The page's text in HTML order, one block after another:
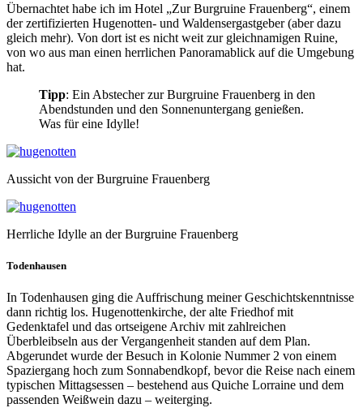
Übernachtet habe ich im Hotel „Zur Burgruine Frauenberg“, einem
der zertifizierten Hugenotten- und Waldensergastgeber (aber dazu
gleich mehr). Von dort ist es nicht weit zur gleichnamigen Ruine,
von wo aus man einen herrlichen Panoramablick auf die Umgebung
hat.
Tipp: Ein Abstecher zur Burgruine Frauenberg in den
Abendstunden und den Sonnenuntergang genießen.
Was für eine Idylle!
Aussicht von der Burgruine Frauenberg
Herrliche Idylle an der Burgruine Frauenberg
Todenhausen
In Todenhausen ging die Auffrischung meiner Geschichtskenntnisse
dann richtig los. Hugenottenkirche, der alte Friedhof mit
Gedenktafel und das ortseigene Archiv mit zahlreichen
Überbleibseln aus der Vergangenheit standen auf dem Plan.
Abgerundet wurde der Besuch in Kolonie Nummer 2 von einem
Spaziergang hoch zum Sonnabendkopf, bevor die Reise nach einem
typischen Mittagsessen – bestehend aus Quiche Lorraine und dem
passenden Weißwein dazu – weiterging.